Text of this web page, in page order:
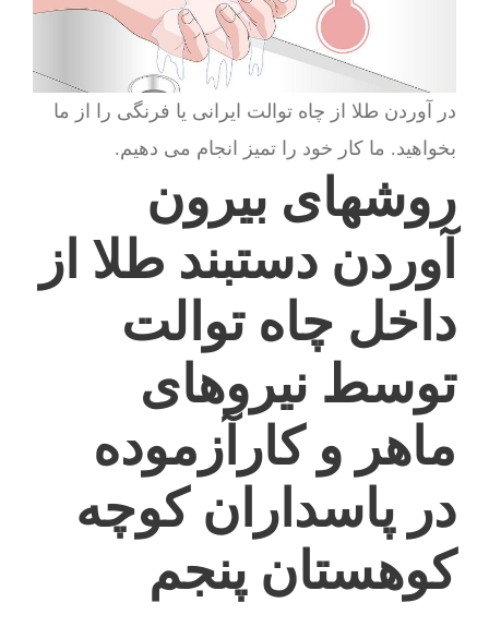
در آوردن طلا از چاه توالت ایرانی یا فرنگی را از ما
بخواهید. ما کار خود را تمیز انجام می دهیم.
روشهای بیرون
آوردن دستبند طلا از
داخل چاه توالت
توسط نیروهای
ماهر و کارآزموده
در پاسداران کوچه
کوهستان پنجم